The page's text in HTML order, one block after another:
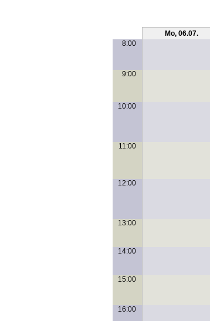
Mo, 06.07.
8:00
9:00
10:00
11:00
12:00
13:00
14:00
15:00
16:00